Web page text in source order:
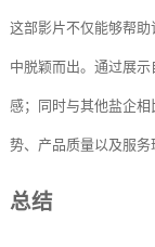
这部影片不仅能够帮
中脱颖而出。通过展
感；同时与其他盐企
势、产品质量以及服务
总结